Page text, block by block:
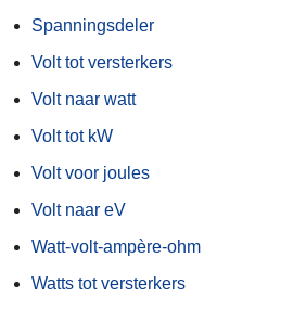
Spanningsdeler
Volt tot versterkers
Volt naar watt
Volt tot kW
Volt voor joules
Volt naar eV
Watt-volt-ampère-ohm
Watts tot versterkers